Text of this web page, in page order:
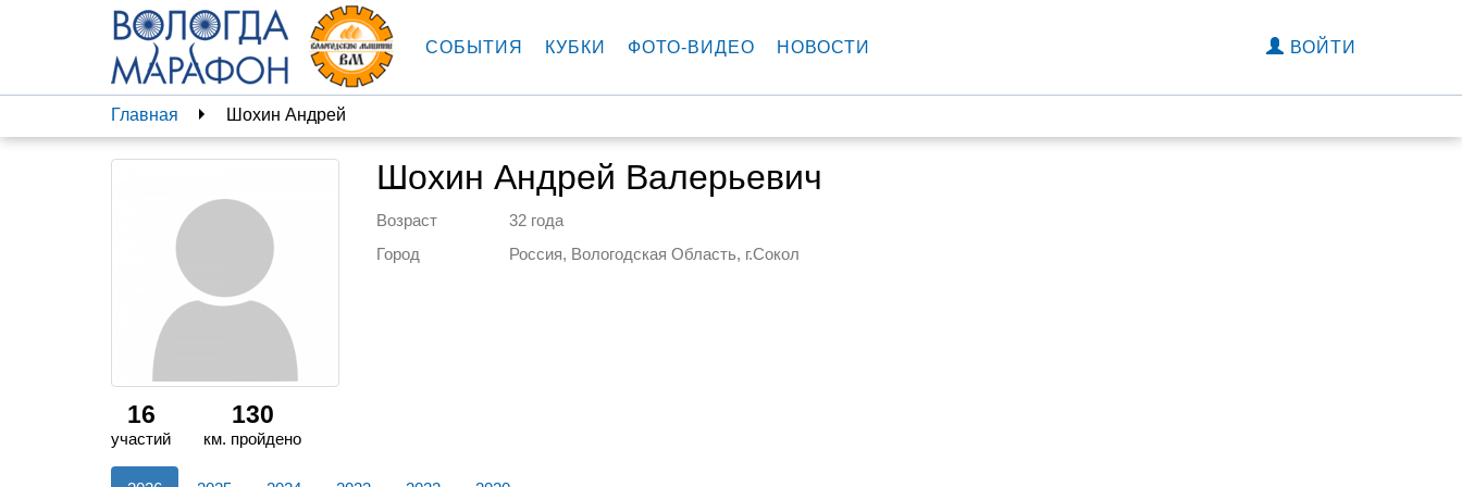
СОБЫТИЯ КУБКИ ФОТО-ВИДЕО НОВОСТИ ВОЙТИ
Главная Шохин Андрей
Шохин Андрей Валерьевич
Возраст
32 года
Город
Россия, Вологодская Область, г.Сокол
16
участий
130
км. пройдено